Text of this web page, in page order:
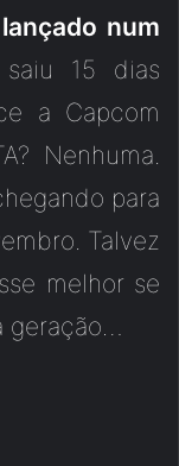
num
15 dias
a Capcom
Nenhuma.
para
Talvez
melhor se